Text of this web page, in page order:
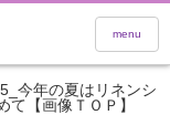
menu
今年の夏はリネンシ
【画像ＴＯＰ】